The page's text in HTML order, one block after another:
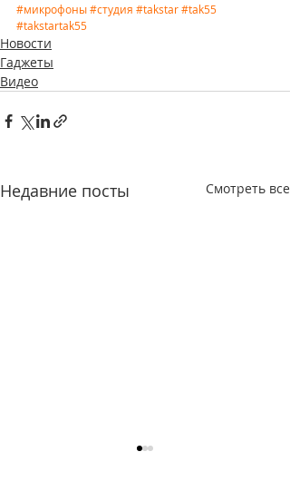
#микрофоны#студия #takstar#tak55
#takstartak55
Новости
Гаджеты
Видео
Недавние посты Смотреть все